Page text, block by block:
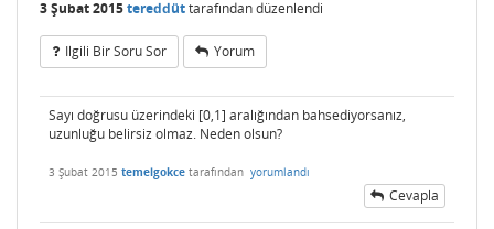
3 Şubat 2015tereddüttarafındandüzenlendi
Ilgili Bir Soru Sor Yorum
Sayı doğrusu üzerindeki [0,1] aralığından bahsediyorsanız,
uzunluğu belirsiz olmaz. Neden olsun?
3 Şubat 2015 temelgokce tarafından yorumlandı
Cevapla